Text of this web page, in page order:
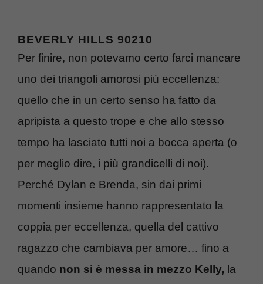
BEVERLY HILLS 90210
Per finire, non potevamo certo farci mancare
uno dei triangoli amorosi più eccellenza:
quello che in un certo senso ha fatto da
apripista a questo trope e che allo stesso
tempo ha lasciato tutti noi a bocca aperta (o
per meglio dire, i più grandicelli di noi).
Perché Dylan e Brenda, sin dai primi
momenti insieme hanno rappresentato la
coppia per eccellenza, quella del cattivo
ragazzo che cambiava per amore… fino a
quando non si è messa in mezzo Kelly, la